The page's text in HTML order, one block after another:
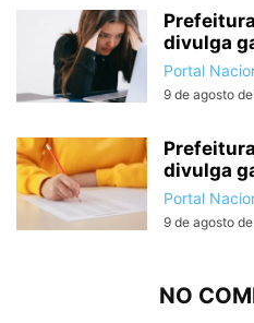
divulga
Portal
9 de agosto
divulga
Portal
9 de agosto
NO